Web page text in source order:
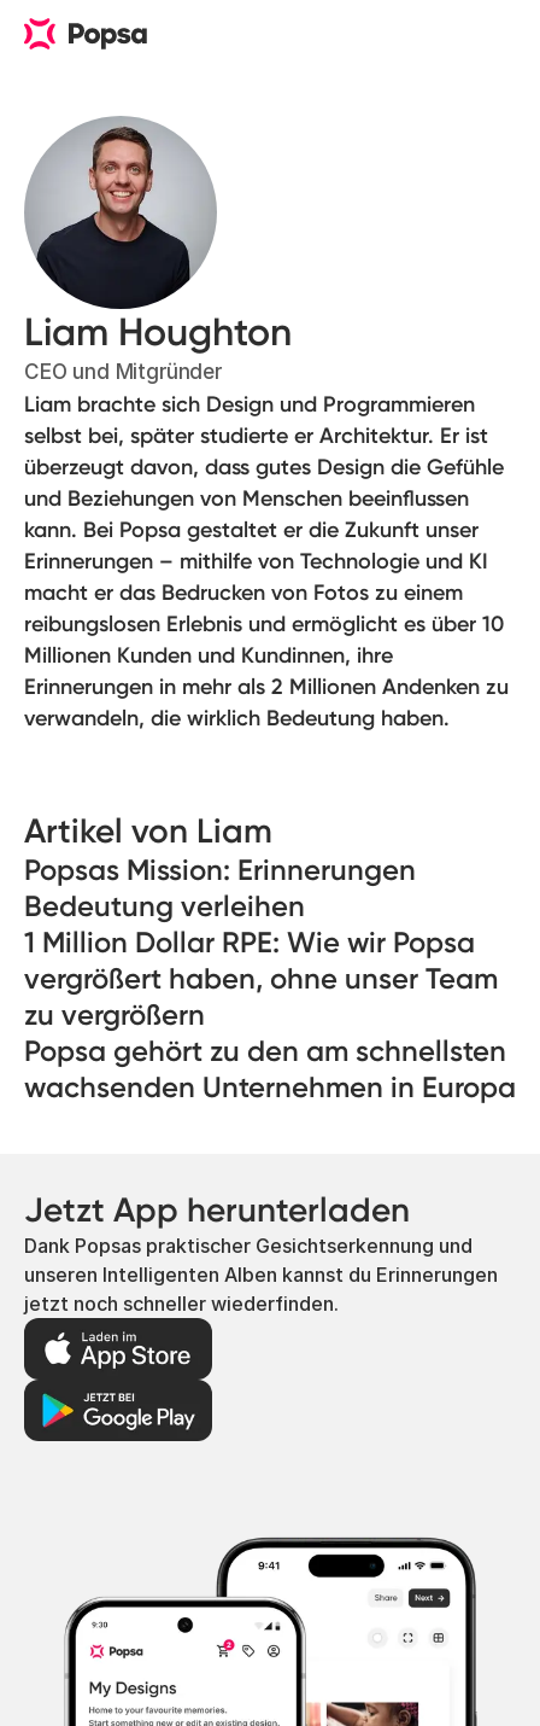
Liam Houghton
CEO und Mitgründer
Liam brachte sich Design und Programmieren
selbst bei, später studierte er Architektur. Er ist
überzeugt davon, dass gutes Design die Gefühle
und Beziehungen von Menschen beeinflussen
kann. Bei Popsa gestaltet er die Zukunft unser
Erinnerungen – mithilfe von Technologie und KI
macht er das Bedrucken von Fotos zu einem
reibungslosen Erlebnis und ermöglicht es über 10
Millionen Kunden und Kundinnen, ihre
Erinnerungen in mehr als 2 Millionen Andenken zu
verwandeln, die wirklich Bedeutung haben.
Artikel von Liam
Popsas Mission: Erinnerungen
Bedeutung verleihen
1 Million Dollar RPE: Wie wir Popsa
vergrößert haben, ohne unser Team
zu vergrößern
Popsa gehört zu den am schnellsten
wachsenden Unternehmen in Europa
Jetzt App herunterladen
Dank Popsas praktischer Gesichtserkennung und
unseren Intelligenten Alben kannst du Erinnerungen
jetzt noch schneller wiederfinden.